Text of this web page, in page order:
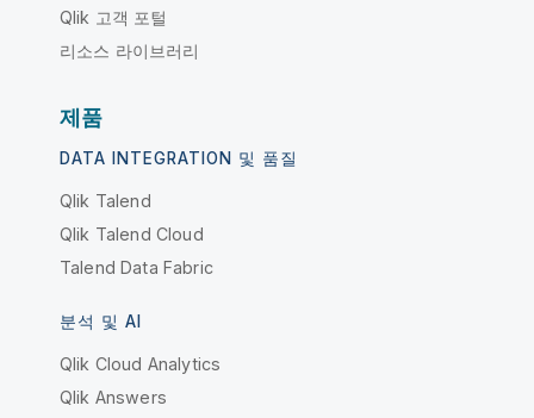
Qlik 고객 포털
리소스 라이브러리
제품
DATA INTEGRATION 및 품질
Qlik Talend
Qlik Talend Cloud
Talend Data Fabric
분석 및 AI
Qlik Cloud Analytics
Qlik Answers